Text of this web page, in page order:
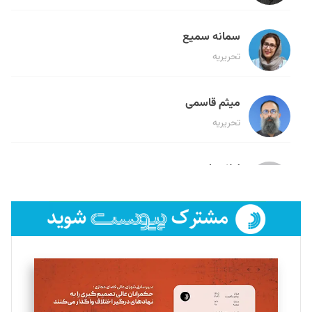
سمانه سمیع
تحریریه
میثم قاسمی
تحریریه
لیلا حنارود
فائزه فتحی رستمی
تحریریه
سروش کرمیان